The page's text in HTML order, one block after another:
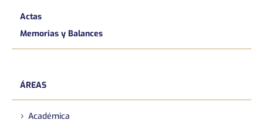
Actas
Memorias y Balances
ÁREAS
Académica